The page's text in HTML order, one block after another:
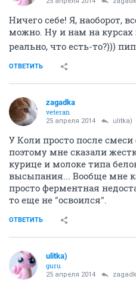
Ничего себе! Я, наоборот,
можно. Ну и нам на курсах
реально, что есть-то?)))
ОТВЕТИТЬ
zagadka
veteran
25 апреля 2014 ulitka)
У Коли просто после
поэтому мне сказали
курице и молоке типа
высыпания... Вообще мне
просто ферментная
то еще не "освоился".
ОТВЕТИТЬ
ulitka)
guru
25 апреля 2014